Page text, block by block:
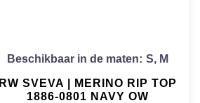
Beschikbaar in de maten: S, M
RW SVEVA | MERINO RIP TOP
1886-0801 NAVY OW